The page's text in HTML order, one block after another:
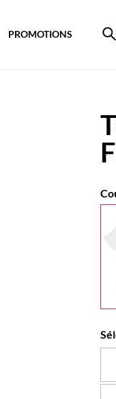
PROMOTIONS